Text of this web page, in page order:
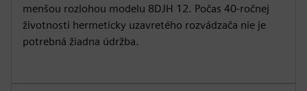
menšou rozlohou modelu 8DJH 12. Počas 40-ročnej
životnosti hermeticky uzavretého rozvádzača nie je
potrebná žiadna údržba.